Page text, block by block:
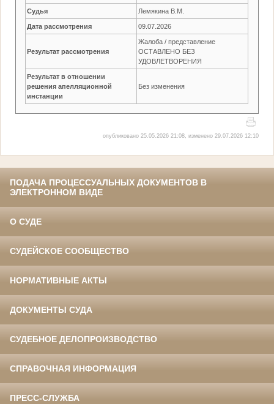
Судья Лемякина В.М.
Дата рассмотрения 09.07.2026
Результат рассмотрения
Жалоба / представление
ОСТАВЛЕНО БЕЗ
УДОВЛЕТВОРЕНИЯ
Результат в отношении
решения апелляционной
инстанции
Без изменения
опубликовано 25.05.2026 21:08, изменено 29.07.2026 12:10
ПОДАЧА ПРОЦЕССУАЛЬНЫХ ДОКУМЕНТОВ В
ЭЛЕКТРОННОМ ВИДЕ
О СУДЕ
СУДЕЙСКОЕ СООБЩЕСТВО
НОРМАТИВНЫЕ АКТЫ
ДОКУМЕНТЫ СУДА
СУДЕБНОЕ ДЕЛОПРОИЗВОДСТВО
СПРАВОЧНАЯ ИНФОРМАЦИЯ
ПРЕСС-СЛУЖБА